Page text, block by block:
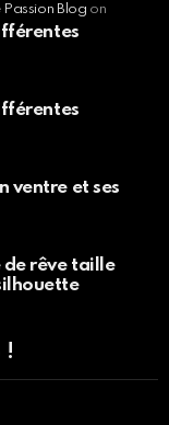
Blog on
ventre et ses
de rêve taille
!